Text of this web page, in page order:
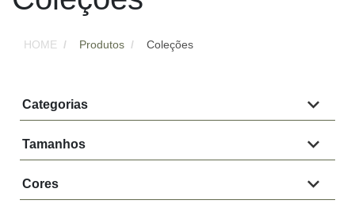
HOME Produtos Coleções
Categorias
Tamanhos
Cores